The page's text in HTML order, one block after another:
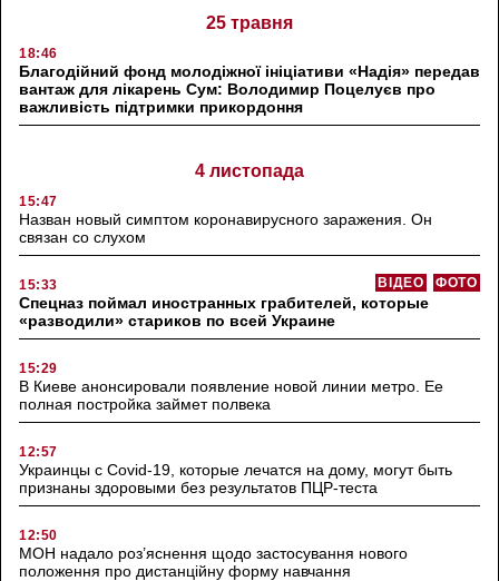
25 травня
18:46
Благодійний фонд молодіжної ініціативи «Надія» передав
вантаж для лікарень Сум: Володимир Поцелуєв про
важливість підтримки прикордоння
4 листопада
15:47
Назван новый симптом коронавирусного заражения. Он
связан со слухом
15:33 ФОТО
ВІДЕО
Спецназ поймал иностранных грабителей, которые
«разводили» стариков по всей Украине
15:29
В Киеве анонсировали появление новой линии метро. Ее
полная постройка займет полвека
12:57
Украинцы с Covid-19, которые лечатся на дому, могут быть
признаны здоровыми без результатов ПЦР-теста
12:50
МОН надало роз’яснення щодо застосування нового
положення про дистанційну форму навчання